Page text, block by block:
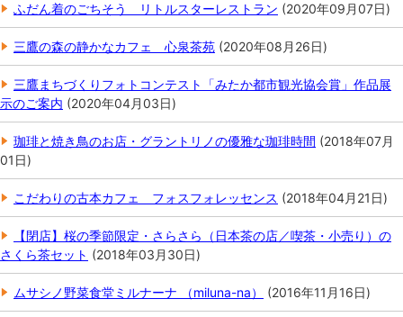
ふだん着のごちそう リトルスターレストラン (2020年09月07日)
三鷹の森の静かなカフェ 心泉茶苑 (2020年08月26日)
三鷹まちづくりフォトコンテスト「みたか都市観光協会賞」作品展
示のご案内 (2020年04月03日)
珈琲と焼き鳥のお店・グラントリノの優雅な珈琲時間 (2018年07月
01日)
こだわりの古本カフェ フォスフォレッセンス (2018年04月21日)
【閉店】桜の季節限定・さらさら（日本茶の店／喫茶・小売り）の
さくら茶セット (2018年03月30日)
ムサシノ野菜食堂ミルナーナ （miluna-na） (2016年11月16日)